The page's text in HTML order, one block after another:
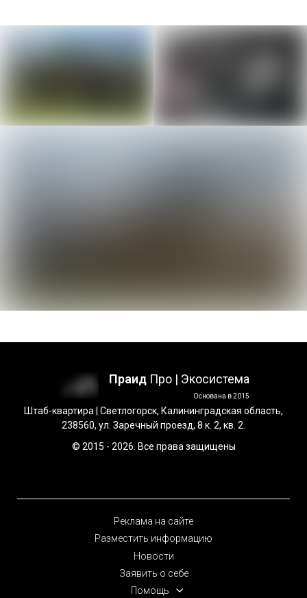
Праид Про | Экосистема
Основана в 2015
Штаб-квартира | Светлогорск, Калининградская область,
238560, ул. Заречный проезд, 8 к. 2, кв. 2.
© 2015 - 2026. Все права защищены
Реклама на сайте
Разместить информацию
Новости
Заявить о себе
Помощь